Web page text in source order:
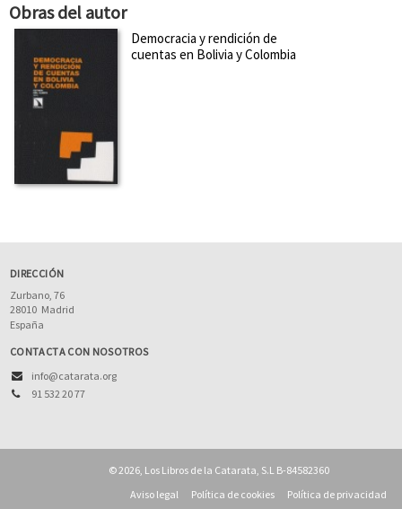
Obras del autor
Democracia y rendición de
cuentas en Bolivia y Colombia
DIRECCIÓN
Zurbano, 76
28010 Madrid
España
CONTACTA CON NOSOTROS
info@catarata.org
91 532 20 77
© 2026, Los Libros de la Catarata, S.L B-84582360
Aviso legal
Política de cookies Política de privacidad